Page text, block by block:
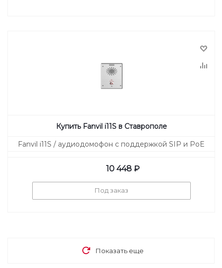
Купить Fanvil i11S в Ставрополе
Fanvil i11S / аудиодомофон с поддержкой SIP и PoE
10 448 ₽
Под заказ
Показать еще